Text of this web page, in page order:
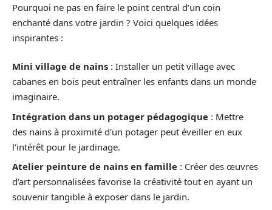
Pourquoi ne pas en faire le point central d’un coin
enchanté dans votre jardin ? Voici quelques idées
inspirantes :
Mini village de nains : Installer un petit village avec
cabanes en bois peut entraîner les enfants dans un monde
imaginaire.
Intégration dans un potager pédagogique : Mettre
des nains à proximité d’un potager peut éveiller en eux
l’intérêt pour le jardinage.
Atelier peinture de nains en famille : Créer des œuvres
d’art personnalisées favorise la créativité tout en ayant un
souvenir tangible à exposer dans le jardin.